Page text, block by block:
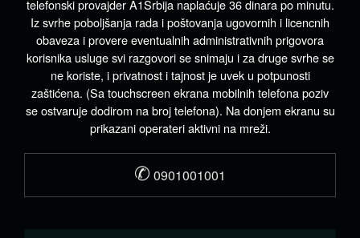
telefonski provajder A1Srbija naplaćuje 36 dinara po minutu.
Iz svrhe poboljšanja rada i poštovanja ugovornih i licencnih
obaveza i provere eventualnih administrativnih prigovora
korisnika usluge svi razgovori se snimaju i za druge svrhe se
ne koriste, i privatnost i tajnost je uvek u potpunosti
zaštićena. (Sa touchscreen ekrana mobilnih telefona poziv
se ostvaruje dodirom na broj telefona). Na donjem ekranu su
prikazani operateri aktivni na mreži.
✆ 0901001001